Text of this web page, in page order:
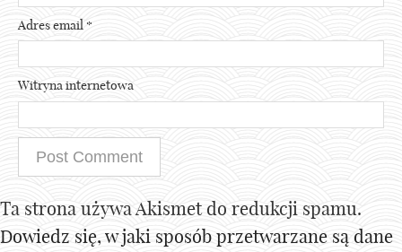
Adres email *
Witryna internetowa
Ta strona używa Akismet do redukcji spamu.
Dowiedz się, w jaki sposób przetwarzane są dane